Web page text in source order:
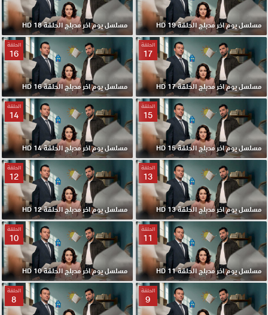
مسلسل يوم اخر مدبلج الحلقة 19 HD مسلسل يوم اخر مدبلج الحلقة 18 HD
الحلقة
17
مسلسل يوم اخر مدبلج الحلقة 17 HD
الحلقة
16
مسلسل يوم اخر مدبلج الحلقة 16 HD
الحلقة
15
مسلسل يوم اخر مدبلج الحلقة 15 HD
الحلقة
14
مسلسل يوم اخر مدبلج الحلقة 14 HD
الحلقة
13
مسلسل يوم اخر مدبلج الحلقة 13 HD
الحلقة
12
مسلسل يوم اخر مدبلج الحلقة 12 HD
الحلقة
11
مسلسل يوم اخر مدبلج الحلقة 11 HD
الحلقة
10
مسلسل يوم اخر مدبلج الحلقة 10 HD
الحلقة
9
الحلقة
8